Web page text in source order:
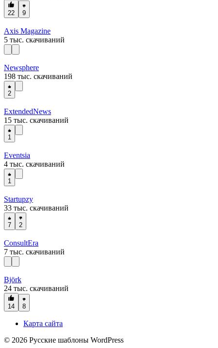
22 9
Axis Magazine
5 тыс. скачиваний
Newsphere
198 тыс. скачиваний
2
ExtendedNews
15 тыс. скачиваний
1
Eventsia
4 тыс. скачиваний
1
Startupzy
33 тыс. скачиваний
7 2
ConsultEra
7 тыс. скачиваний
Björk
24 тыс. скачиваний
14 8
Карта сайта
© 2026 Русские шаблоны WordPress